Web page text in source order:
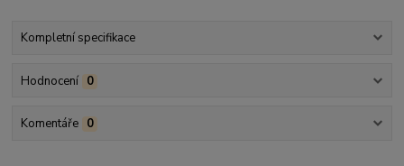
Kompletní specifikace
Hodnocení 0
Komentáře 0